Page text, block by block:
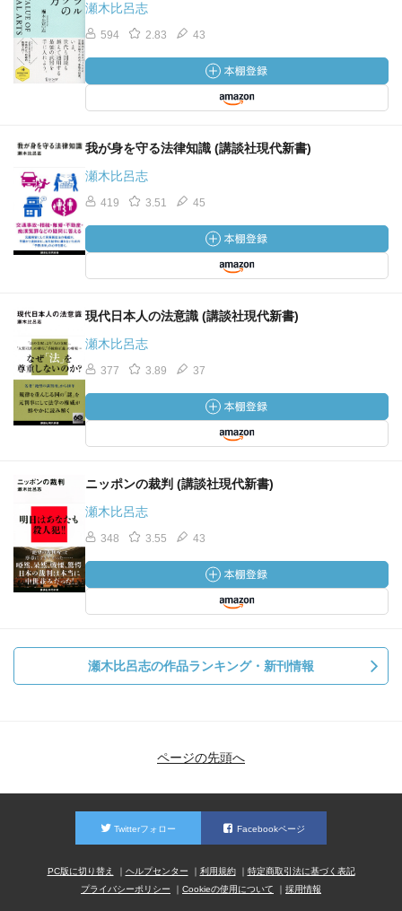
瀬木比呂志
594 2.83 43
我が身を守る法律知識 (講談社現代新書)
瀬木比呂志
419 3.51 45
現代日本人の法意識 (講談社現代新書)
瀬木比呂志
377 3.89 37
ニッポンの裁判 (講談社現代新書)
瀬木比呂志
348 3.55 43
瀬木比呂志の作品ランキング・新刊情報
ページの先頭へ
Twitterフォロー Facebookページ
PC版に切り替え ヘルプセンター 利用規約
特定商取引法に基づく表記
プライバシーポリシー
Cookieの使用について 採用情報